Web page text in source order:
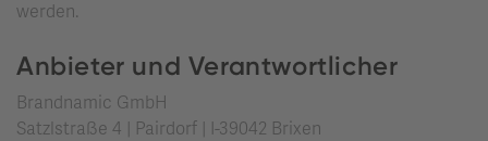
werden.
Anbieter und Verantwortlicher
Brandnamic GmbH
Satzlstraße 4 | Pairdorf | I-39042 Brixen